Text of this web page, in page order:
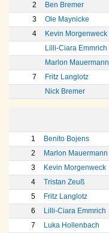
2
Ben Bremer
3
Ole Maynicke
4
Kevin Morgenweck
Lilli-Ciara Emmrich
Marlon Mauermann
7
Fritz Langlotz
Nick Bremer
1 Benito Bojens
2
Marlon Mauermann
3
Kevin Morgenweck
4
Tristan Zeuß
5
Fritz Langlotz
6
Lilli-Ciara Emmrich
7
Luka Hollenbach